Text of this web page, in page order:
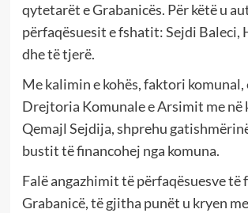
qytetarët e Grabanicës. Për këtë u
përfaqësuesit e fshatit: Sejdi Baleci,
dhe të tjerë.
Me kalimin e kohës, faktori komunal,
Drejtoria Komunale e Arsimit me
Qemajl Sejdija, shprehu
bustit të financohej nga komuna.
Falë angazhimit të përfaqësuesve të
Grabanicë, të gjitha punët u kryen